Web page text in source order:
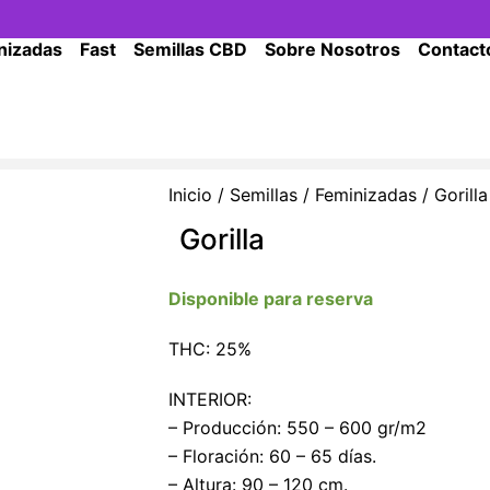
Fast Semillas CBD Sobre Nosotros
Inicio / Semillas/ Feminizadas/ Gorilla
Gorilla
Disponible para reserva
THC: 25%
INTERIOR:
– Producción: 550 – 600 gr/m2
– Floración: 60 – 65 días.
– Altura: 90 – 120 cm.